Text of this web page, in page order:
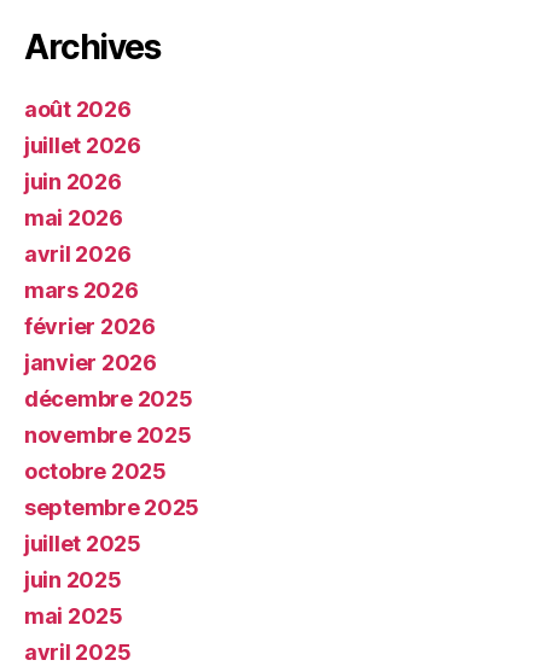
Archives
août 2026
juillet 2026
juin 2026
mai 2026
avril 2026
mars 2026
février 2026
janvier 2026
décembre 2025
novembre 2025
octobre 2025
septembre 2025
juillet 2025
juin 2025
mai 2025
avril 2025